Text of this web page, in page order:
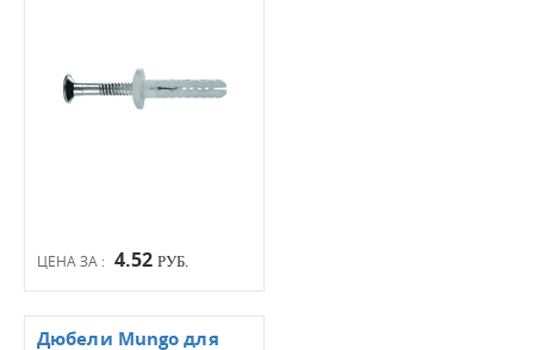
ЦЕНА ЗА : 4.52 РУБ.
Дюбели Mungo для